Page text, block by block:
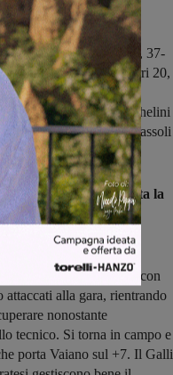
Livorno 69-60
(22-20, 37-
Fossi, Masini 2, Vasarri 20,
Allenatore:
8, Burgalassi 5, Michelini
14, Venditti 3, Massoli
parziale di 11-2 svolta la
Galli esce così
(12 punti a testa): con
alla gara, rientrando
nonostante
tecnico. Si torna in campo e
porta Vaiano sul +7. Il Galli